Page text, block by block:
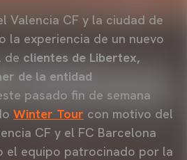
Valencia CF y la ciudad de
la experiencia de un nuevo
de clientes de Libertex,
de la entidad
pasado fin de semana
Winter Tour con motivo del
CF y el FC Barcelona
el equipo patrocinado por la